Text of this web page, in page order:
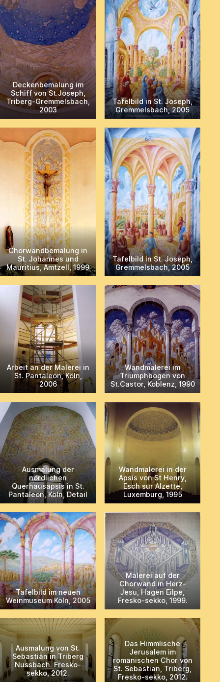
Deckenbemalung im
Schiff von St.Joseph,
Triberg-Gremmelsbach,
2003
Tafelbild in St. Joseph,
Gremmelsbach, 2005
Chorwandbemalung in
St. Johannes und
Mauritius, Amtzell, 1999
Tafelbild in St. Joseph,
Gremmelsbach, 2005
Arbeit an der Malerei in
St. Pantaleon, Köln,
2006
Wandmalerei im
Triumphbogen von
St.Castor, Koblenz, 1990
Ausmalung der
nördlichen
Querhausapsis in St.
Pantaleon, Köln, Detail
Wandmalerei in der
Apsis von St Henry,
Esch sur Alzette,
Luxemburg, 1995
Tafelbild im neuen
Weinmuseum Köln, 2005
Malerei auf der
Chorwand in Herz-
Jesu, Hagen Eilpe,
Fresko-sekko, 1999.
Ausmalung von St.
Sebastian in Triberg
Nussbach. Fresko-
sekko, 2012.
Das Himmlische
Jerusalem im
romanischen Chor von
St. Sebastian, Triberg,
Fresko-sekko, 2012.